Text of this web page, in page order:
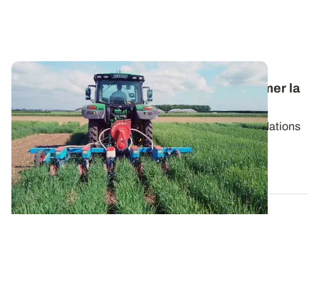
Episode 2 - Relay-cropping : comment semer la
culture d’été ?
Après le premier épisode consacré aux recommandations
à suivre au moment du semis de la...
25 AVR. 2019